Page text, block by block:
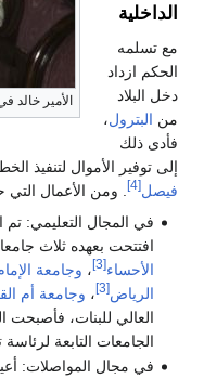
الأمير خالد في
الداخلية
مع تسلمه
الحكم ازداد
دخل البلاد
من البترول،
فأدى ذلك
إلى توفير الأموال لتنفيذ
فيصل[4]
. ومن الأعمال
في المجال التعليمي: تم
افتتحت بعهده ثلاث
الأحساء[3] ، وجامعة
الرياض[3] ، وجامعة أم
العالي للبنات، فأصبحت
الجامعات التابعة لرئاسة
في مجال المواصلات: